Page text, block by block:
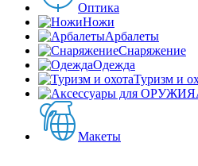
Оптика
Ножи
Арбалеты
Снаряжение
Одежда
Туризм и
Макеты